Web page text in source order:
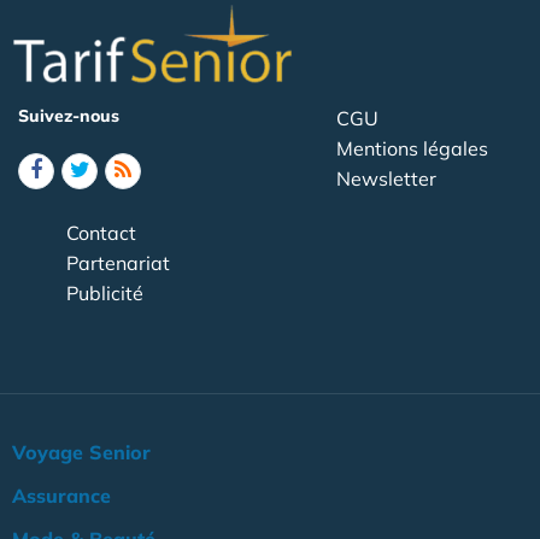
Suivez-nous
CGU
Mentions légales
Newsletter
Contact
Partenariat
Publicité
Voyage Senior
Assurance